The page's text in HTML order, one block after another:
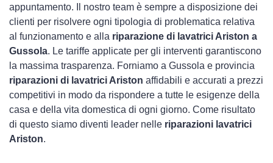
appuntamento. Il nostro team è sempre a disposizione dei
clienti per risolvere ogni tipologia di problematica relativa
al funzionamento e alla riparazione di lavatrici Ariston a
Gussola. Le tariffe applicate per gli interventi garantiscono
la massima trasparenza. Forniamo a Gussola e provincia
riparazioni di lavatrici Ariston affidabili e accurati a prezzi
competitivi in modo da rispondere a tutte le esigenze della
casa e della vita domestica di ogni giorno. Come risultato
di questo siamo diventi leader nelle riparazioni lavatrici
Ariston.